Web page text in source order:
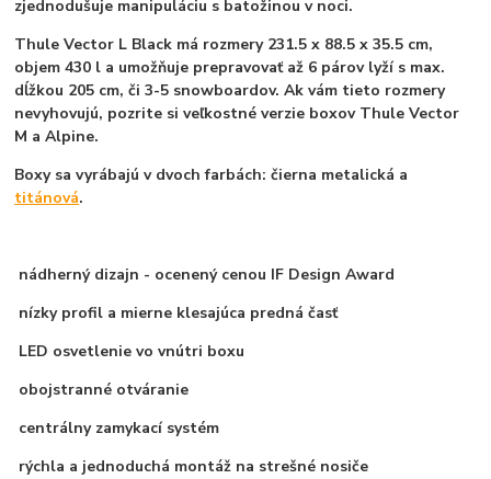
zjednodušuje manipuláciu s batožinou v noci.
Thule Vector L Black má rozmery 231.5 x 88.5 x 35.5 cm,
objem 430 l a umožňuje prepravovať až 6 párov lyží s max.
dĺžkou 205 cm, či 3-5 snowboardov. Ak vám tieto rozmery
nevyhovujú, pozrite si veľkostné verzie boxov Thule Vector
M a Alpine.
Boxy sa vyrábajú v dvoch farbách: čierna metalická a
titánová.
nádherný dizajn - ocenený cenou IF Design Award
nízky profil a mierne klesajúca predná časť
LED osvetlenie vo vnútri boxu
obojstranné otváranie
centrálny zamykací systém
rýchla a jednoduchá montáž na strešné nosiče